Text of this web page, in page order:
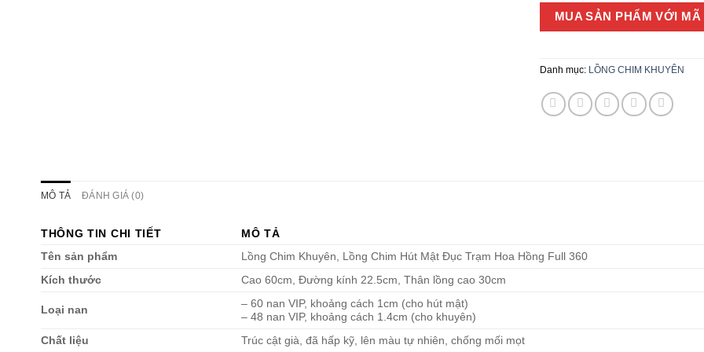
MUA SẢN PHẨM VỚI
Danh mục: LỒNG CHIM KHUYÊN
MÔ TẢ ĐÁNH GIÁ (0)
THÔNG TIN CHI TIẾT
MÔ TẢ
Tên sản phẩm
Lồng Chim Khuyên, Lồng Chim Hút Mật Đục Trạm Hoa Hồng Full 360
Kích thước
Cao 60cm, Đường kính 22.5cm, Thân lồng cao 30cm
Loại nan
– 60 nan VIP, khoảng cách 1cm (cho hút mật)
– 48 nan VIP, khoảng cách 1.4cm (cho khuyên)
Chất liệu
Trúc cật già, đã hấp kỹ, lên màu tự nhiên, chống mối mọt